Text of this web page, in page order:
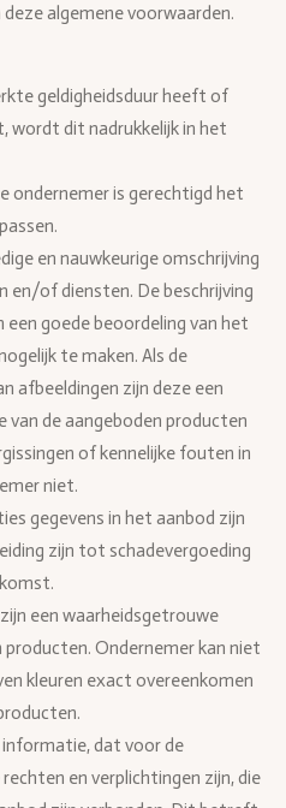
deze algemene voorwaarden.
geldigheidsduur heeft of
wordt dit nadrukkelijk in het
ondernemer is gerechtigd het
en nauwkeurige omschrijving
en/of diensten. De beschrijving
goede beoordeling van het
te maken. Als de
afbeeldingen zijn deze een
de aangeboden producten
of kennelijke fouten in
niet.
gegevens in het aanbod zijn
zijn tot schadevergoeding
een waarheidsgetrouwe
producten. Ondernemer kan niet
kleuren exact overeenkomen
informatie, dat voor de
en verplichtingen zijn, die